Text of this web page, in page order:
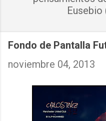
Eusebio
Fondo de Pantalla
noviembre 04, 2013